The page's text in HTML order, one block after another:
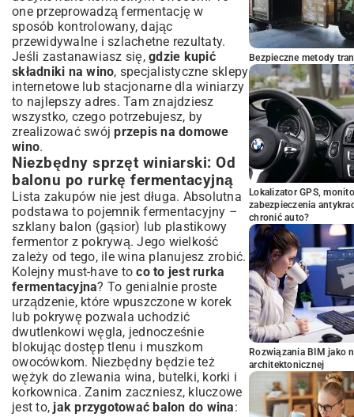
one przeprowadzą fermentację w
sposób kontrolowany, dając
przewidywalne i szlachetne rezultaty.
Jeśli zastanawiasz się, gdzie kupić
składniki na wino, specjalistyczne sklepy
internetowe lub stacjonarne dla winiarzy
to najlepszy adres. Tam znajdziesz
wszystko, czego potrzebujesz, by
zrealizować swójprzepis na domowe
wino.
Niezbędny sprzęt winiarski: Od
balonu po rurkę fermentacyjną
Lista zakupów nie jest długa. Absolutna
podstawa to pojemnik fermentacyjny –
szklany balon (gąsior) lub plastikowy
fermentor z pokrywą. Jego wielkość
zależy od tego, ile wina planujesz zrobić.
Kolejny must-have toco to jest rurka
fermentacyjna? To genialnie proste
urządzenie, które wpuszczone w korek
lub pokrywę pozwala uchodzić
dwutlenkowi węgla, jednocześnie
blokując dostęp tlenu i muszkom
owocówkom. Niezbędny będzie też
wężyk do zlewania wina, butelki, korki i
korkownica. Zanim zaczniesz, kluczowe
jest to, jak przygotować balon do wina:
Bezpieczne metody
Lokalizator GPS,
zabezpieczenia
chronić auto?
Rozwiązania BIM jako
architektonicznej